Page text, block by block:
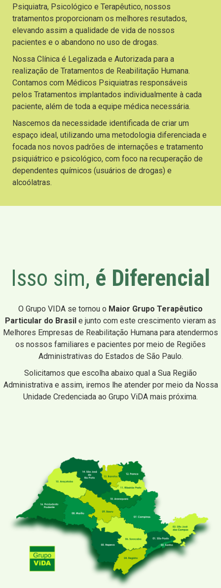
Psiquiatra, Psicológico e Terapêutico, nossos
tratamentos proporcionam os melhores resutados,
elevando assim a qualidade de vida de nossos
pacientes e o abandono no uso de drogas.
Nossa Clínica é Legalizada e Autorizada para a
realização de Tratamentos de Reabilitação Humana.
Contamos com Médicos Psiquiatras responsáveis
pelos Tratamentos implantados individualmente à cada
paciente, além de toda a equipe médica necessária.
Nascemos da necessidade identificada de criar um
espaço ideal, utilizando uma metodologia diferenciada e
focada nos novos padrões de internações e tratamento
psiquiátrico e psicológico, com foco na recuperação de
dependentes químicos (usuários de drogas) e
alcoólatras.
Isso sim, é Diferencial
O Grupo VIDA se tornou o Maior Grupo Terapêutico
Particular do Brasil e junto com este crescimento vieram as
Melhores Empresas de Reabilitação Humana para atendermos
os nossos familiares e pacientes por meio de Regiões
Administrativas do Estados de São Paulo.
Solicitamos que escolha abaixo qual a Sua Região
Administrativa e assim, iremos lhe atender por meio da Nossa
Unidade Credenciada ao Grupo ViDA mais próxima.